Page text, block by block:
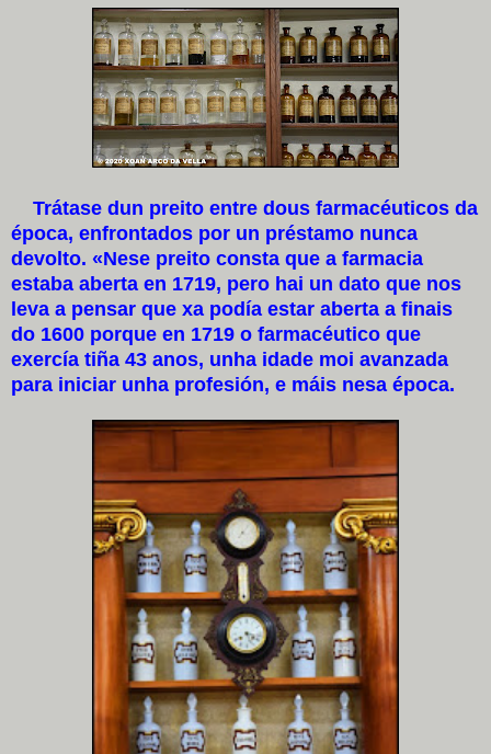
Trátase dun preito entre dous farmacéuticos da
época, enfrontados por un préstamo nunca
devolto. «Nese preito consta que a farmacia
estaba aberta en 1719, pero hai un dato que nos
leva a pensar que xa podía estar aberta a finais
do 1600 porque en 1719 o farmacéutico que
exercía tiña 43 anos, unha idade moi avanzada
para iniciar unha profesión, e máis nesa época.